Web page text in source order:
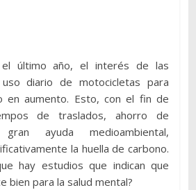
el último año, el interés de las
diario de motocicletas para
en aumento. Esto, con el fin de
de traslados, ahorro de
ayuda medioambiental,
la huella de carbono.
hay estudios que indican que
bien para la salud mental?